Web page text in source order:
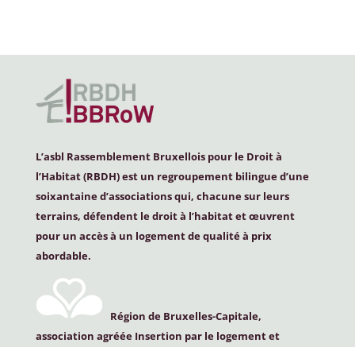
L’asbl Rassemblement Bruxellois pour le Droit à
l’Habitat (RBDH) est un regroupement bilingue d’une
soixantaine d’associations qui, chacune sur leurs
terrains, défendent le droit à l’habitat et œuvrent
pour un accès à un logement de qualité à prix
abordable.
Région de Bruxelles-Capitale,
association agréée Insertion par le logement et